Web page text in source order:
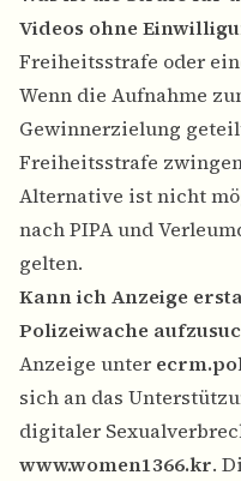
Videos ohne
Freiheitsstrafe oder
Wenn die Aufnahme
Gewinnerzielung
Freiheitsstrafe
Alternative ist nicht
nach PIPA und
gelten.
Kann ich Anzeige
Polizeiwache
Anzeige unter
sich an das
digitaler
www.women1366.kr.